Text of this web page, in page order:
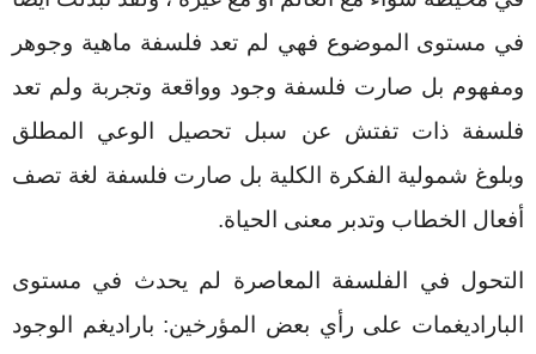
في مستوى الموضوع فهي لم تعد فلسفة ماهية وجوهر
ومفهوم بل صارت فلسفة وجود وواقعة وتجربة ولم تعد
فلسفة ذات تفتش عن سبل تحصيل الوعي المطلق
وبلوغ شمولية الفكرة الكلية بل صارت فلسفة لغة تصف
أفعال الخطاب وتدبر معنى الحياة.
التحول في الفلسفة المعاصرة لم يحدث في مستوى
الباراديغمات على رأي بعض المؤرخين: باراديغم الوجود